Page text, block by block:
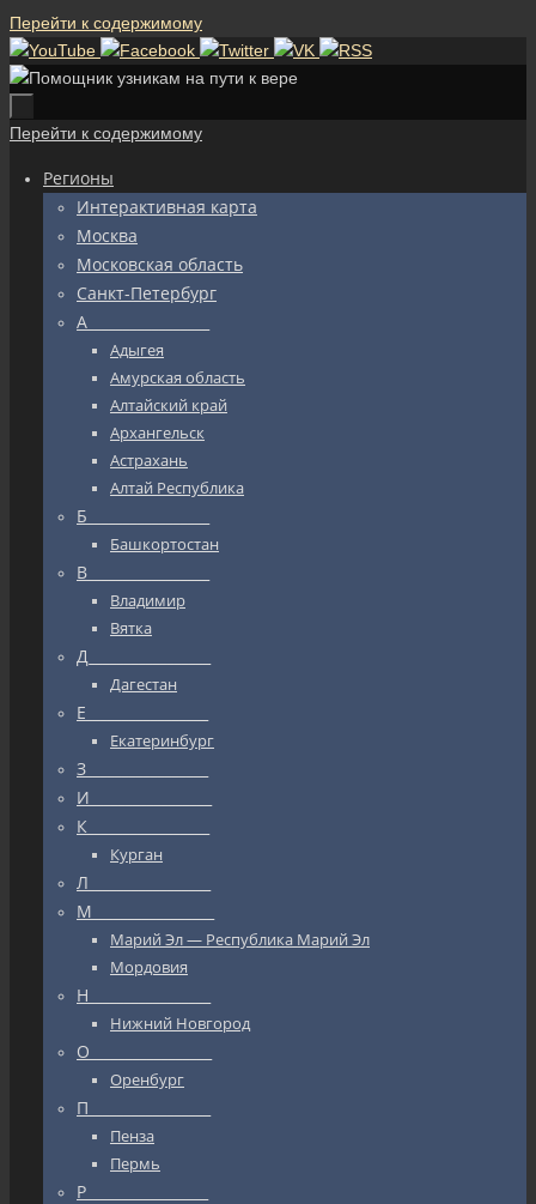
Перейти к содержимому
Перейти к содержимому
Регионы
Интерактивная карта
Москва
Московская область
Санкт-Петербург
А_________________
Адыгея
Амурская область
Алтайский край
Архангельск
Астрахань
Алтай Республика
Б_________________
Башкортостан
В_________________
Владимир
Вятка
Д_________________
Дагестан
Е_________________
Екатеринбург
З_________________
И_________________
К_________________
Курган
Л_________________
М_________________
Марий Эл — Республика Марий Эл
Мордовия
Н_________________
Нижний Новгород
О_________________
Оренбург
П_________________
Пенза
Пермь
Р_________________